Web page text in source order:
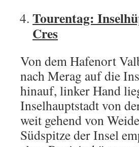
Tourentag:
Cres
Von dem Hafenort
nach Merag auf die
hinauf, linker Hand
Inselhauptstadt von
weit gehend von
Südspitze der Insel